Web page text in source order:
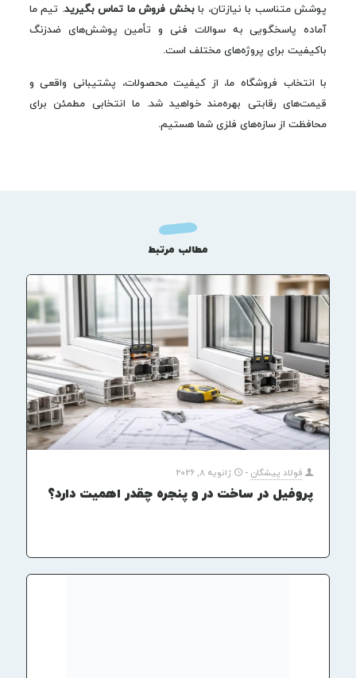
پوشش متناسب با نیازتان، بابخش فروش ما تماس بگیرید. تیم ما
آماده پاسخگویی به سوالات فنی و تأمین پوشش‌های ضدزنگ
باکیفیت برای پروژه‌های مختلف است.
با انتخاب فروشگاه ما، از کیفیت محصولات، پشتیبانی واقعی و
قیمت‌های رقابتی بهره‌مند خواهید شد. ما انتخابی مطمئن برای
محافظت از سازه‌های فلزی شما هستیم.
مطالب مرتبط
فولاد پیشگان - ژانویه 8, 2026
پروفیل در ساخت در و پنجره چقدر اهمیت دارد؟